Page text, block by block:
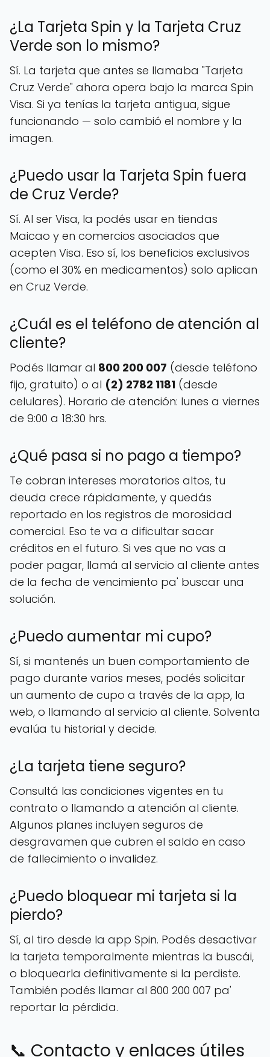
¿La Tarjeta Spin y la Tarjeta Cruz
Verde son lo mismo?
Sí. La tarjeta que antes se llamaba "Tarjeta
Cruz Verde" ahora opera bajo la marca Spin
Visa. Si ya tenías la tarjeta antigua, sigue
funcionando — solo cambió el nombre y la
imagen.
¿Puedo usar la Tarjeta Spin fuera
de Cruz Verde?
Sí. Al ser Visa, la podés usar en tiendas
Maicao y en comercios asociados que
acepten Visa. Eso sí, los beneficios exclusivos
(como el 30% en medicamentos) solo aplican
en Cruz Verde.
¿Cuál es el teléfono de atención al
cliente?
Podés llamar al 800 200 007 (desde teléfono
fijo, gratuito) o al (2) 2782 1181 (desde
celulares). Horario de atención: lunes a viernes
de 9:00 a 18:30 hrs.
¿Qué pasa si no pago a tiempo?
Te cobran intereses moratorios altos, tu
deuda crece rápidamente, y quedás
reportado en los registros de morosidad
comercial. Eso te va a dificultar sacar
créditos en el futuro. Si ves que no vas a
poder pagar, llamá al servicio al cliente antes
de la fecha de vencimiento pa' buscar una
solución.
¿Puedo aumentar mi cupo?
Sí, si mantenés un buen comportamiento de
pago durante varios meses, podés solicitar
un aumento de cupo a través de la app, la
web, o llamando al servicio al cliente. Solventa
evalúa tu historial y decide.
¿La tarjeta tiene seguro?
Consultá las condiciones vigentes en tu
contrato o llamando a atención al cliente.
Algunos planes incluyen seguros de
desgravamen que cubren el saldo en caso
de fallecimiento o invalidez.
¿Puedo bloquear mi tarjeta si la
pierdo?
Sí, al tiro desde la app Spin. Podés desactivar
la tarjeta temporalmente mientras la buscái,
o bloquearla definitivamente si la perdiste.
También podés llamar al 800 200 007 pa'
reportar la pérdida.
📞 Contacto y enlaces útiles